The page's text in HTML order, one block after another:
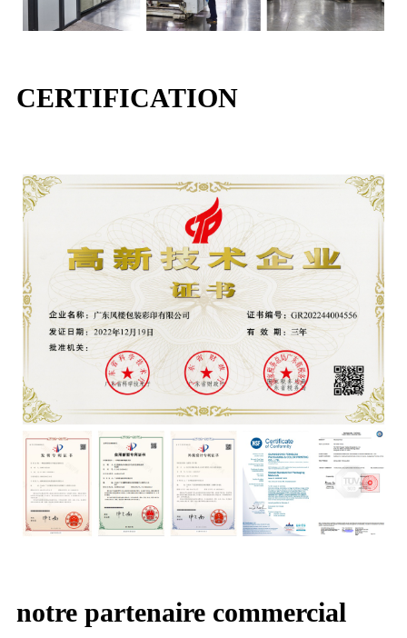
CERTIFICATION
notre partenaire commercial